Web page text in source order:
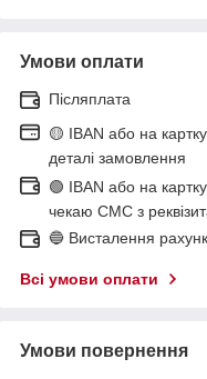
Умови оплати
Післяплата
🟡 IBAN або на
деталі замовлення
🟢 IBAN або на
чекаю СМС з
🔵 Висталення
Всі умови оплати
Умови повернення